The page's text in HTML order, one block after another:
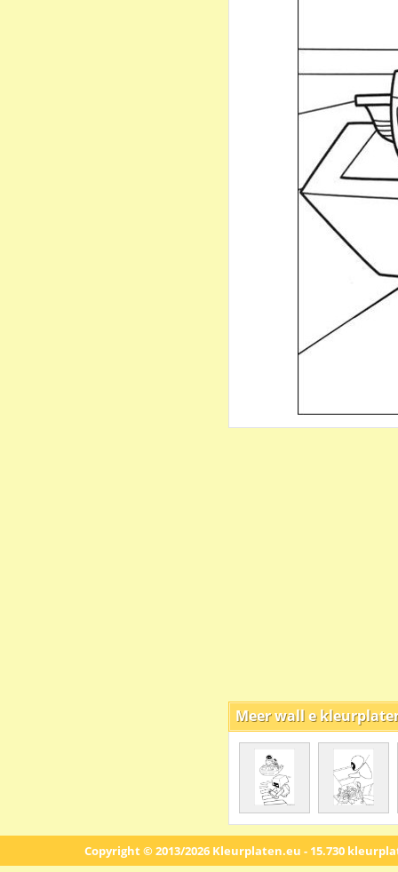
Meer wall e
Copyright © 2013/2026 Kleurplaten.eu - 15.730